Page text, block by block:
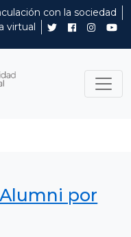
con la sociedad
virtual
por